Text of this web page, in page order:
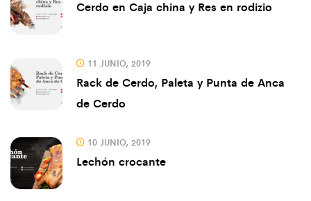
Cerdo en Caja china y Res en rodizio
11 JUNIO, 2019
Rack de Cerdo, Paleta y Punta de Anca
de Cerdo
10 JUNIO, 2019
Lechón crocante